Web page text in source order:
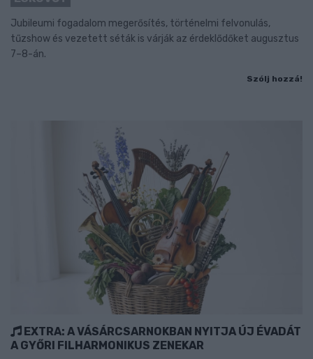
Jubileumi fogadalom megerősítés, történelmi felvonulás,
tűzshow és vezetett séták is várják az érdeklődőket augusztus
7–8-án.
Szólj hozzá!
EXTRA: A VÁSÁRCSARNOKBAN NYITJA ÚJ ÉVADÁT
A GYŐRI FILHARMONIKUS ZENEKAR